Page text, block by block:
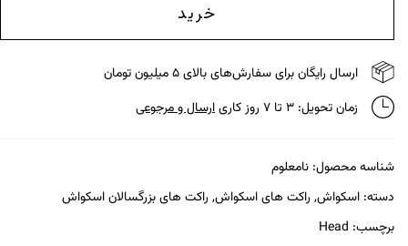
خرید
ارسال رایگان برای سفارش‌های بالای ۵ میلیون تومان
زمان تحویل: ۳ تا ۷ روز کاری
ارسال و مرجوعی
شناسه محصول: نامعلوم
دسته: اسکواش, راکت های اسکواش, راکت های بزرگسالان اسکواش
برچسب: Head